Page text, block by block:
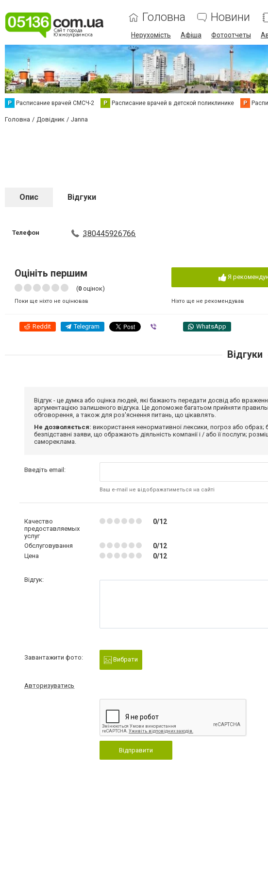
Головна Новини
Нерухомість Афіша Фотоотчеты
Р Расписание врачей СМСЧ-2 Р Расписание врачей в детской поликлинике Р
Головна Довідник Janna
Опис Відгуки
Телефон 380445926766
Оцініть першим
(0 оцінок)
Поки ще ніхто не оцінював
Я
Ніхто ще не рекомендував
Reddit Telegram WhatsApp
Відгуки
Відгук - це думка або оцінка людей, які бажають передати досвід або
аргументацією залишеного відгука. Це допоможе багатьом прийняти
обговорення, а також для роз'яснення питань, що цікавлять.
Не дозволяється: використання ненормативної лексики, погроз або
безпідставні заяви, що ображають діяльність компанії і / або її послуги;
самореклама.
Введіть email:
Ваш e-mail не відображатиметься на сайті
Качество
предоставляемых
услуг
0/12
Обслуговування 0/12
Цена 0/12
Відгук:
Завантажити фото: Вибрати
Авторизуватись
Відправити